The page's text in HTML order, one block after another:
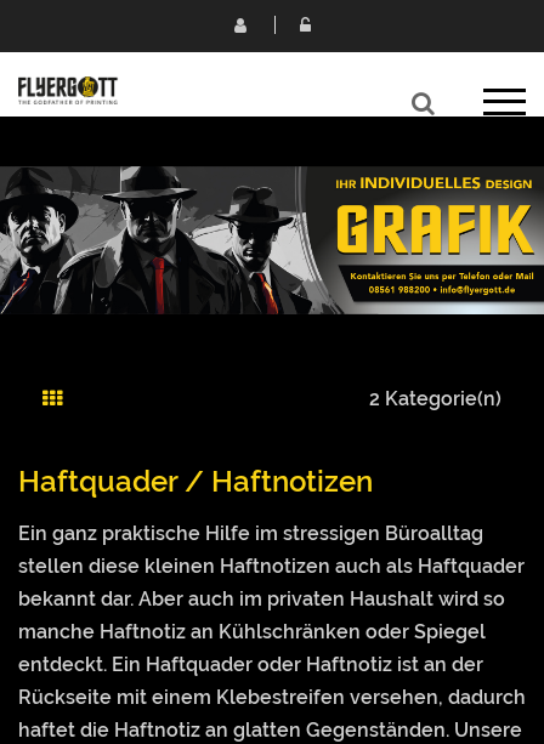
2 Kategorie(n)
Haftquader / Haftnotizen
Ein ganz praktische Hilfe im stressigen Büroalltag
stellen diese kleinen Haftnotizen auch als Haftquader
bekannt dar. Aber auch im privaten Haushalt wird so
manche Haftnotiz an Kühlschränken oder Spiegel
entdeckt. Ein Haftquader oder Haftnotiz ist an der
Rückseite mit einem Klebestreifen versehen, dadurch
haftet die Haftnotiz an glatten Gegenständen. Unsere